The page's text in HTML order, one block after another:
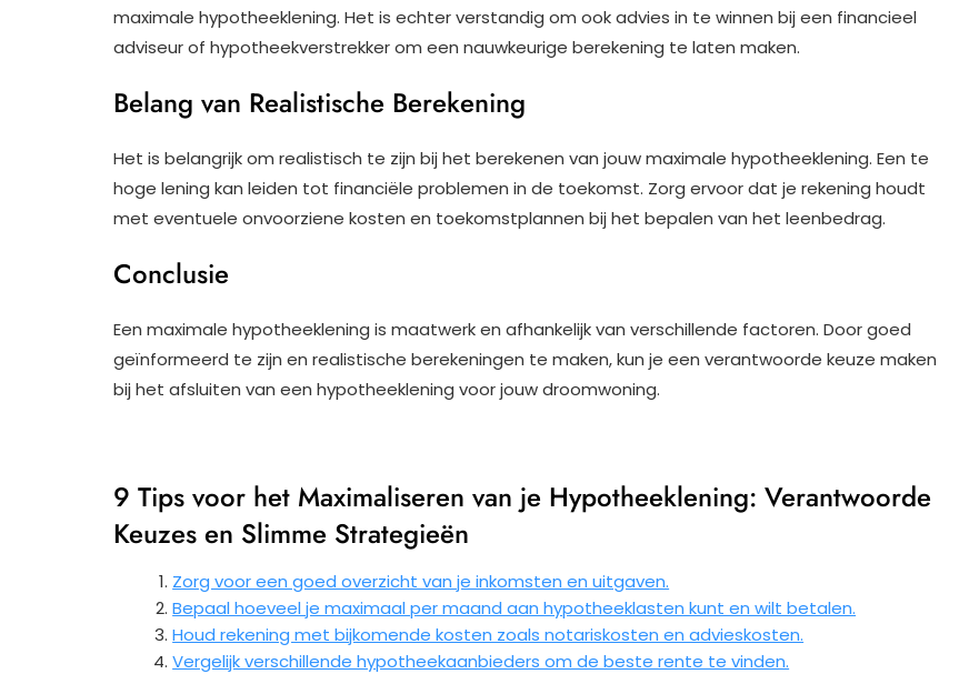
maximale hypotheeklening. Het is echter verstandig om ook advies in te winnen bij een financieel
adviseur of hypotheekverstrekker om een nauwkeurige berekening te laten maken.
Belang van Realistische Berekening
Het is belangrijk om realistisch te zijn bij het berekenen van jouw maximale hypotheeklening. Een te
hoge lening kan leiden tot financiële problemen in de toekomst. Zorg ervoor dat je rekening houdt
met eventuele onvoorziene kosten en toekomstplannen bij het bepalen van het leenbedrag.
Conclusie
Een maximale hypotheeklening is maatwerk en afhankelijk van verschillende factoren. Door goed
geïnformeerd te zijn en realistische berekeningen te maken, kun je een verantwoorde keuze maken
bij het afsluiten van een hypotheeklening voor jouw droomwoning.
9 Tips voor het Maximaliseren van je Hypotheeklening: Verantwoorde
Keuzes en Slimme Strategieën
Zorg voor een goed overzicht van je inkomsten en uitgaven.
Bepaal hoeveel je maximaal per maand aan hypotheeklasten kunt en wilt betalen.
Houd rekening met bijkomende kosten zoals notariskosten en advieskosten.
Vergelijk verschillende hypotheekaanbieders om de beste rente te vinden.